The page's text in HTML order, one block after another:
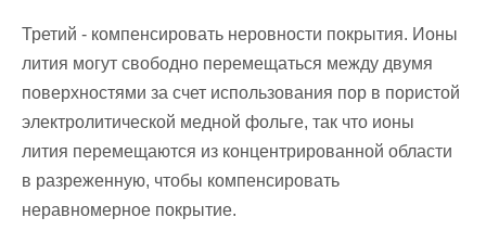
Третий - компенсировать неровности покрытия. Ионы
лития могут свободно перемещаться между двумя
поверхностями за счет использования пор в пористой
электролитической медной фольге, так что ионы
лития перемещаются из концентрированной области
в разреженную, чтобы компенсировать
неравномерное покрытие.